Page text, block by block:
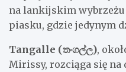
na lankijskim
piasku, gdzie jedynym
Tangalle (තංගල්ල),
Mirissy, rozciąga się na